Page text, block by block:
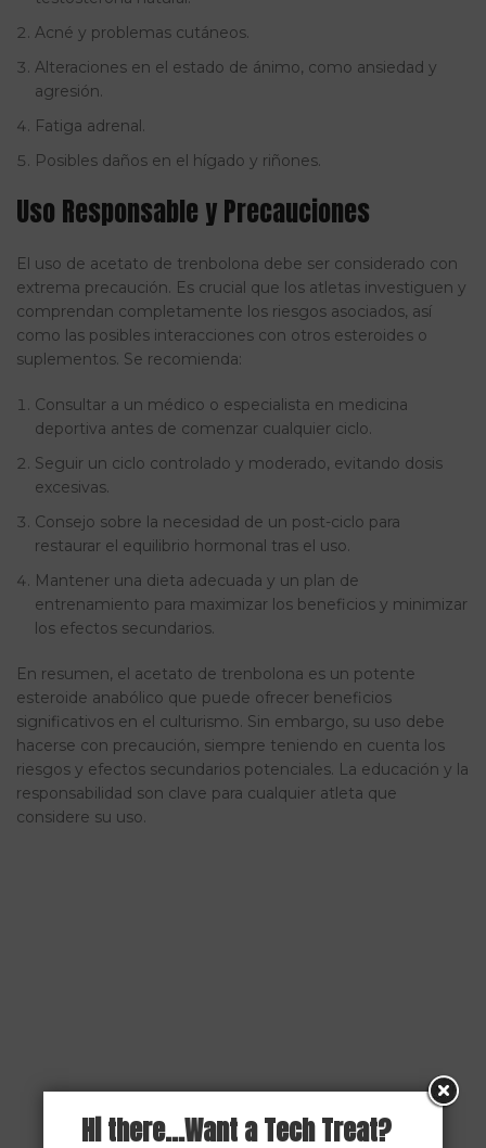
Acné y problemas cutáneos.
Alteraciones en el estado de ánimo, como ansiedad y
agresión.
Fatiga adrenal.
Posibles daños en el hígado y riñones.
Uso Responsable y Precauciones
El uso de acetato de trenbolona debe ser considerado con
extrema precaución. Es crucial que los atletas investiguen y
comprendan completamente los riesgos asociados, así
como las posibles interacciones con otros esteroides o
suplementos. Se recomienda:
Consultar a un médico o especialista en medicina
deportiva antes de comenzar cualquier ciclo.
Seguir un ciclo controlado y moderado, evitando dosis
excesivas.
Consejo sobre la necesidad de un post-ciclo para
restaurar el equilibrio hormonal tras el uso.
Mantener una dieta adecuada y un plan de
entrenamiento para maximizar los beneficios y minimizar
los efectos secundarios.
En resumen, el acetato de trenbolona es un potente
esteroide anabólico que puede ofrecer beneficios
significativos en el culturismo. Sin embargo, su uso debe
hacerse con precaución, siempre teniendo en cuenta los
riesgos y efectos secundarios potenciales. La educación y la
responsabilidad son clave para cualquier atleta que
considere su uso.
Hi there...Want a Tech Treat?